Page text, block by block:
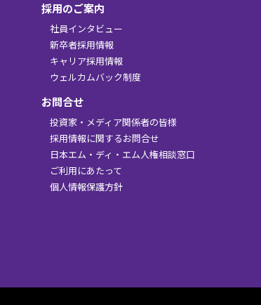
採用のご案内
社員インタビュー
新卒者採用情報
キャリア採用情報
ウェルカムバック制度
お問合せ
投資家・メディア関係者の皆様
採用情報に関するお問合せ
日本エム・ディ・エム人権相談窓口
ご利用にあたって
個人情報保護方針